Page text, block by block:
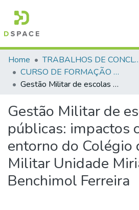
Communities & Collections
All of DSpace
Home
TRABALHOS DE CONCLUSÃO DE
CURSO DE FORMAÇÃO DE PRAÇAS - CFP - 2018
Gestão Militar de escolas públicas: impactos causados no entorno do Colégio da Polícia Militar Unidade Miriam Benchimol Ferreira
Gestão Militar de
públicas: impactos
entorno do Colégio
Militar Unidade
Benchimol Ferreira